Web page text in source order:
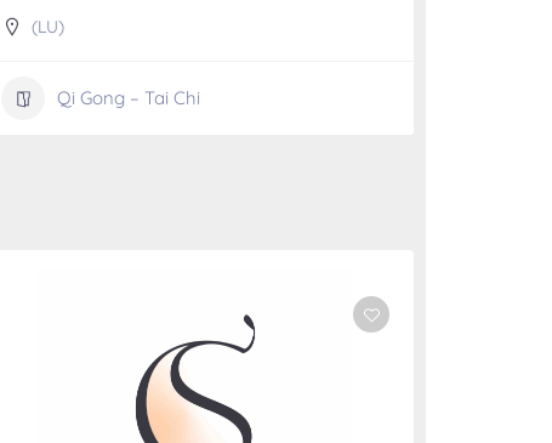
(LU)
Qi Gong – Tai Chi